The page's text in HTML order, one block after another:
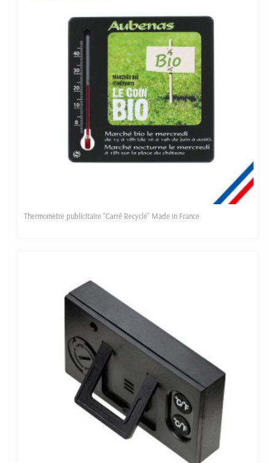
Thermomètre publicitaire "Carré Recyclé" Made in France